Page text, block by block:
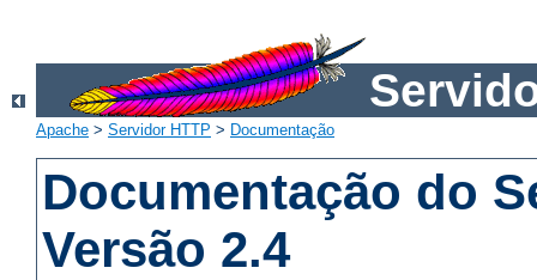
Apache > Servidor HTTP > Documentação
Documentação do
Versão 2.4